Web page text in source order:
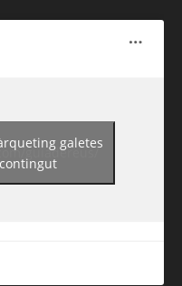
guiadereus/
galetes